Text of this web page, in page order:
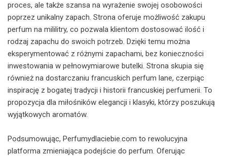
proces, ale także szansa na wyrażenie swojej osobowości
poprzez unikalny zapach. Strona oferuje możliwość zakupu
perfum na mililitry, co pozwala klientom dostosować ilość i
rodzaj zapachu do swoich potrzeb. Dzięki temu można
eksperymentować z różnymi zapachami, bez konieczności
inwestowania w pełnowymiarowe butelki. Strona skupia się
również na dostarczaniu francuskich perfum lane, czerpiąc
inspirację z bogatej tradycji i historii francuskiej perfumerii. To
propozycja dla miłośników elegancji i klasyki, którzy poszukują
wyjątkowych aromatów.
Podsumowując, Perfumydlaciebie.com to rewolucyjna
platforma zmieniająca podejście do perfum. Oferując